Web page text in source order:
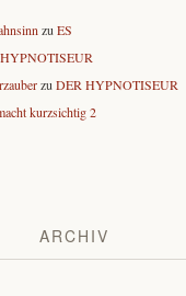
zu ES
zu DER HYPNOTISEUR
kurzsichtig 2
ARCHIV